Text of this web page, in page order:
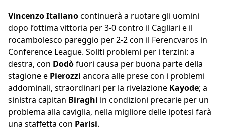
Vincenzo Italianocontinuerà a ruotare gli uomini
dopo l’ottima vittoria per 3-0 contro il Cagliari e il
rocambolesco pareggio per 2-2 con il Ferencvaros in
Conference League. Soliti problemi per i terzini: a
destra, con Dodòfuori causa per buona parte della
stagione e Pierozzi ancora alle prese con i problemi
addominali, straordinari per la rivelazione Kayode; a
sinistra capitan Biraghi in condizioni precarie per un
problema alla caviglia, nella migliore delle ipotesi farà
una staffetta con Parisi.